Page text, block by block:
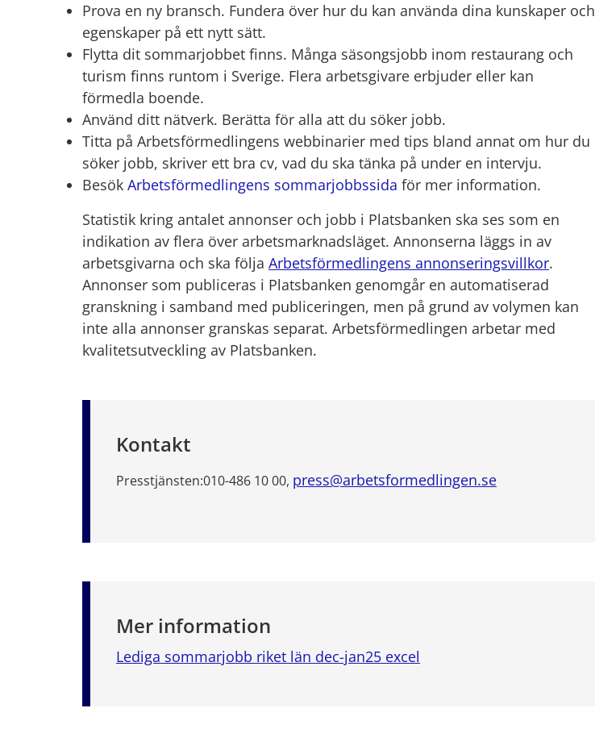
Prova en ny bransch. Fundera över hur du kan använda dina kunskaper och
egenskaper på ett nytt sätt.
Flytta dit sommarjobbet finns. Många säsongsjobb inom restaurang och
turism finns runtom i Sverige. Flera arbetsgivare erbjuder eller kan
förmedla boende.
Använd ditt nätverk. Berätta för alla att du söker jobb.
Titta på Arbetsförmedlingens webbinarier med tips bland annat om hur du
söker jobb, skriver ett bra cv, vad du ska tänka på under en intervju.
Besök Arbetsförmedlingens sommarjobbssida för mer information.
Statistik kring antalet annonser och jobb i Platsbanken ska ses som en
indikation av flera över arbetsmarknadsläget. Annonserna läggs in av
arbetsgivarna och ska följa Arbetsförmedlingens annonseringsvillkor.
Annonser som publiceras i Platsbanken genomgår en automatiserad
granskning i samband med publiceringen, men på grund av volymen kan
inte alla annonser granskas separat. Arbetsförmedlingen arbetar med
kvalitetsutveckling av Platsbanken.
Kontakt
Presstjänsten:010-486 10 00, press@arbetsformedlingen.se
Mer information
Lediga sommarjobb riket län dec-jan25 excel